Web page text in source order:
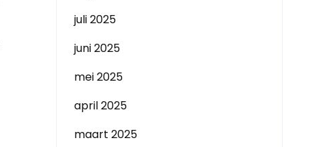
juli 2025
juni 2025
mei 2025
april 2025
maart 2025